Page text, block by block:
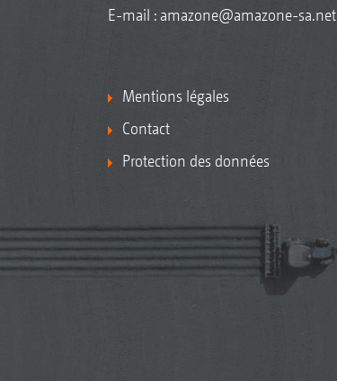
E-mail : amazone@amazone-sa.net
Mentions légales
Contact
Protection des données